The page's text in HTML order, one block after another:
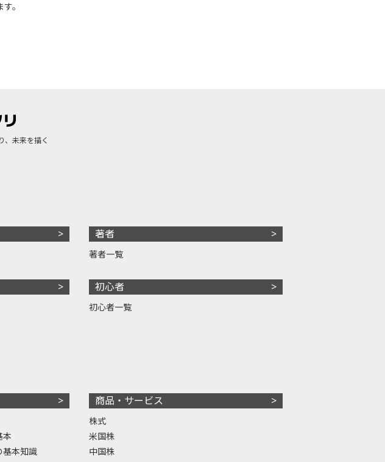
。
、未来を描く
著者
著者一覧
初心者
初心者一覧
本
基本知識
商品・サービス
株式
米国株
中国株